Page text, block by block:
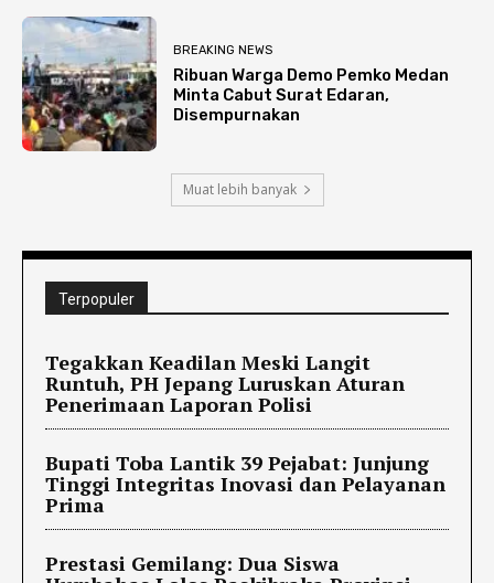
BREAKING NEWS
Ribuan Warga Demo Pemko Medan
Minta Cabut Surat Edaran,
Disempurnakan
Muat lebih banyak
Terpopuler
Tegakkan Keadilan Meski Langit
Runtuh, PH Jepang Luruskan Aturan
Penerimaan Laporan Polisi
Bupati Toba Lantik 39 Pejabat: Junjung
Tinggi Integritas Inovasi dan Pelayanan
Prima
Prestasi Gemilang: Dua Siswa